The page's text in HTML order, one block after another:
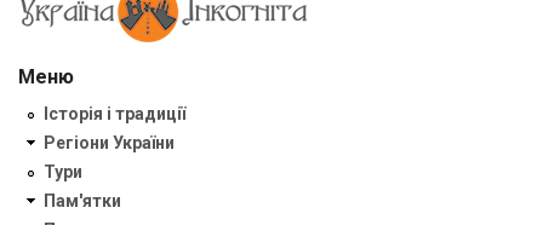
Меню
Історія і традиції
Регіони України
Тури
Пам'ятки